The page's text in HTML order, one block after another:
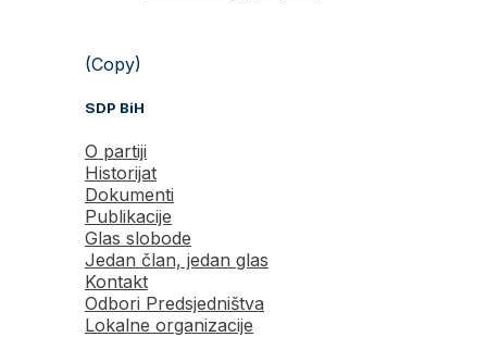
(Copy)
SDP BiH
O partiji
Historijat
Dokumenti
Publikacije
Glas slobode
Jedan član, jedan glas
Kontakt
Odbori Predsjedništva
Lokalne organizacije